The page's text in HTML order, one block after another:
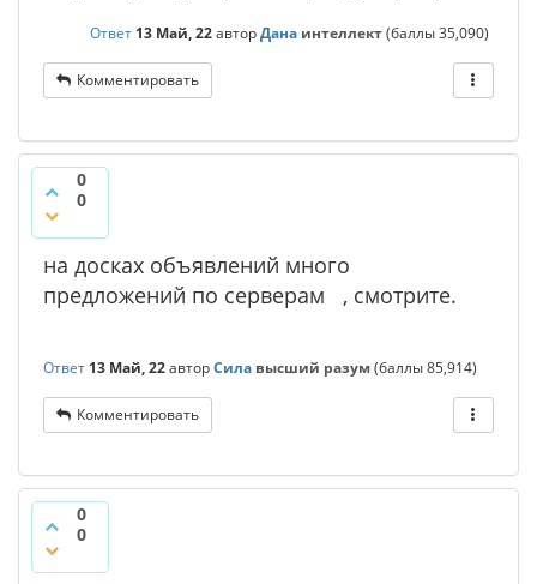
Ответ 13 Май, 22авторДана интеллект(баллы35,090)
Комментировать
0
0
на досках объявлений много
предложений по серверам , смотрите.
Ответ 13 Май, 22авторСила высший разум(баллы85,914)
Комментировать
0
0